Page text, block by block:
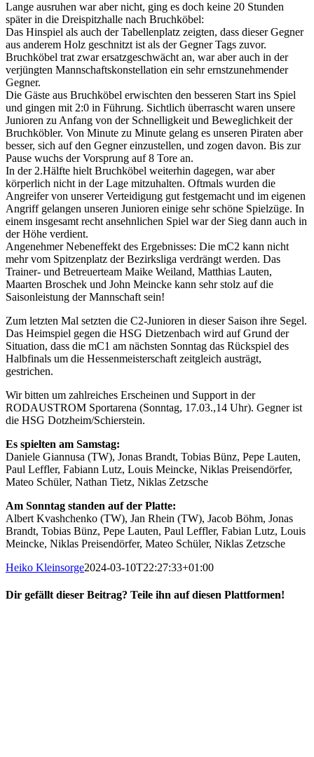
Lange ausruhen war aber nicht, ging es doch keine 20 Stunden
später in die Dreispitzhalle nach Bruchköbel:
Das Hinspiel als auch der Tabellenplatz zeigten, dass dieser Gegner
aus anderem Holz geschnitzt ist als der Gegner Tags zuvor.
Bruchköbel trat zwar ersatzgeschwächt an, war aber auch in der
verjüngten Mannschaftskonstellation ein sehr ernstzunehmender
Gegner.
Die Gäste aus Bruchköbel erwischten den besseren Start ins Spiel
und gingen mit 2:0 in Führung. Sichtlich überrascht waren unsere
Junioren zu Anfang von der Schnelligkeit und Beweglichkeit der
Bruchköbler. Von Minute zu Minute gelang es unseren Piraten aber
besser, sich auf den Gegner einzustellen, und zogen davon. Bis zur
Pause wuchs der Vorsprung auf 8 Tore an.
In der 2.Hälfte hielt Bruchköbel weiterhin dagegen, war aber
körperlich nicht in der Lage mitzuhalten. Oftmals wurden die
Angreifer von unserer Verteidigung gut festgemacht und im eigenen
Angriff gelangen unseren Junioren einige sehr schöne Spielzüge. In
einem insgesamt recht ansehnlichen Spiel war der Sieg dann auch in
der Höhe verdient.
Angenehmer Nebeneffekt des Ergebnisses: Die mC2 kann nicht
mehr vom Spitzenplatz der Bezirksliga verdrängt werden. Das
Trainer- und Betreuerteam Maike Weiland, Matthias Lauten,
Maarten Broschek und John Meincke kann sehr stolz auf die
Saisonleistung der Mannschaft sein!
Zum letzten Mal setzten die C2-Junioren in dieser Saison ihre Segel.
Das Heimspiel gegen die HSG Dietzenbach wird auf Grund der
Situation, dass die mC1 am nächsten Sonntag das Rückspiel des
Halbfinals um die Hessenmeisterschaft zeitgleich austrägt,
gestrichen.
Wir bitten um zahlreiches Erscheinen und Support in der
RODAUSTROM Sportarena (Sonntag, 17.03.,14 Uhr). Gegner ist
die HSG Dotzheim/Schierstein.
Es spielten am Samstag:
Daniele Giannusa (TW), Jonas Brandt, Tobias Bünz, Pepe Lauten,
Paul Leffler, Fabiann Lutz, Louis Meincke, Niklas Preisendörfer,
Mateo Schüler, Nathan Tietz, Niklas Zetzsche
Am Sonntag standen auf der Platte:
Albert Kvashchenko (TW), Jan Rhein (TW), Jacob Böhm, Jonas
Brandt, Tobias Bünz, Pepe Lauten, Paul Leffler, Fabian Lutz, Louis
Meincke, Niklas Preisendörfer, Mateo Schüler, Niklas Zetzsche
Heiko Kleinsorge2024-03-10T22:27:33+01:00
Dir gefällt dieser Beitrag? Teile ihn auf diesen Plattformen!